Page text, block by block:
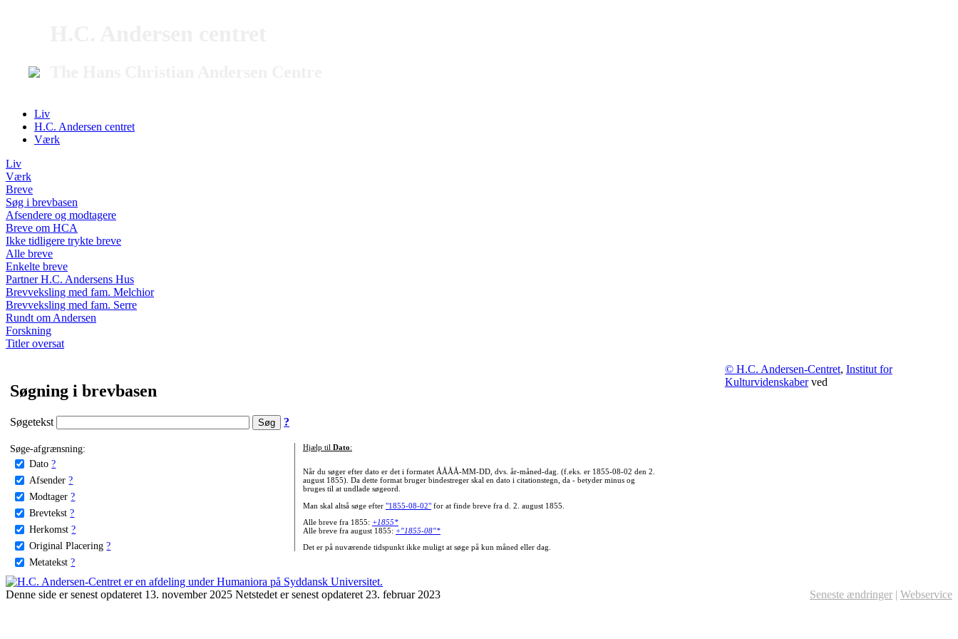
Liv
H.C. Andersen centret
Værk
Liv
Værk
Breve
Søg i brevbasen
Afsendere og modtagere
Breve om HCA
Ikke tidligere trykte breve
Alle breve
Enkelte breve
Partner H.C. Andersens Hus
Brevveksling med fam. Melchior
Brevveksling med fam. Serre
Rundt om Andersen
Forskning
Titler oversat
Søgning i brevbasen
Søgetekst ?
Søge-afgrænsning:
Dato ?
Afsender ?
Modtager ?
Brevtekst ?
Herkomst ?
Original Placering ?
Metatekst ?
Hjælp til Dato:
Når du søger efter dato er det i formatet ÅÅÅÅ-MM-DD, dvs. år-måned-dag. (f.eks. er 1855-08-02 den 2.
august 1855). Da dette format bruger bindestreger skal en dato i citationstegn, da - betyder minus og
bruges til at undlade søgeord.
Man skal altså søge efter "1855-08-02"for at finde breve fra d. 2. august 1855.
Alle breve fra 1855: +1855*
Alle breve fra august 1855: +"1855-08"*
Det er på nuværende tidspunkt ikke muligt at søge på kun måned eller dag.
© H.C. Andersen-Centret, Institut for
Kulturvidenskaberved
Denne side er senest opdateret 13. november 2025 Netstedet er senest opdateret 23. februar 2023 Seneste ændringer | Webservice